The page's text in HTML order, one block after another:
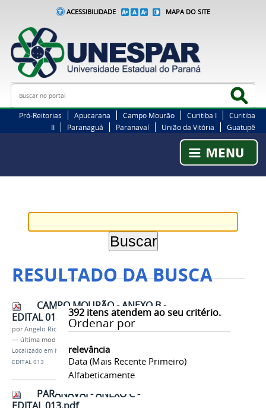
ACESSIBILIDADE MAPA DO SITE
Busca
Pró-Reitorias Apucarana Campo Mourão Curitiba I
Curitiba
II
Paranaguá Paranavaí União da Vitória Guatupê
RESULTADO DA BUSCA
392itens atendem ao seu critério.
Ordenar por
relevância
Data (mais Recente Primeiro)
Alfabeticamente
CAMPO MOURÃO - ANEXO B -
EDITAL 013.pdf
porAngelo Ricardo Marcotti
— última modificação
Localizado em Matrículas /…/EDITAIS
EDITAL 013
PARANAVAÍ - ANEXO C -
EDITAL 013.pdf